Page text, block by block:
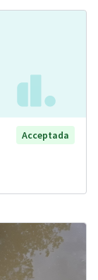
Acceptada